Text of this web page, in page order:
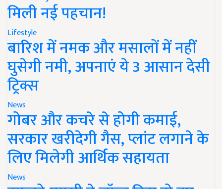
मिली नई पहचान!
Lifestyle
बारिश में नमक और मसालों में नहीं
घुसेगी नमी, अपनाएं ये 3 आसान देसी
ट्रिक्स
News
गोबर और कचरे से होगी कमाई,
सरकार खरीदेगी गैस, प्लांट लगाने के
लिए मिलेगी आर्थिक सहायता
News